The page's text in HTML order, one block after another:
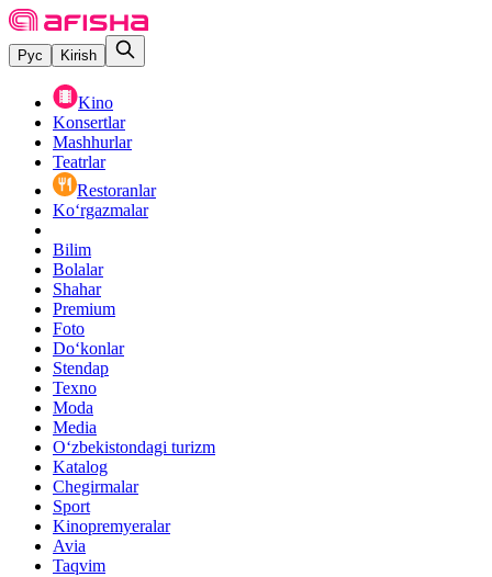
Рус Kirish
Kino
Konsertlar
Mashhurlar
Teatrlar
Restoranlar
Ko‘rgazmalar
Bilim
Bolalar
Shahar
Premium
Foto
Do‘konlar
Stendap
Texno
Moda
Media
O‘zbekistondagi turizm
Katalog
Chegirmalar
Sport
Kinopremyeralar
Avia
Taqvim